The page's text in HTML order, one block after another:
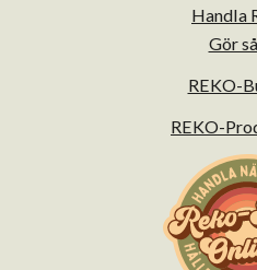
Handla
Gör
REKO-
REKO-